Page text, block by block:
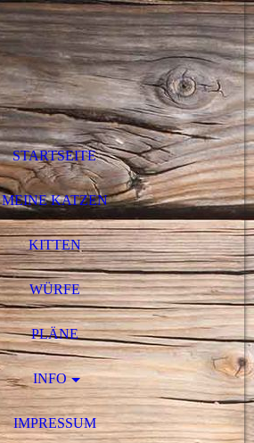
STARTSEITE
MEINE KATZEN
KITTEN
WÜRFE
PLÄNE
INFO
IMPRESSUM